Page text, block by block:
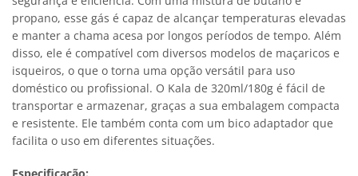
propano, esse gás é capaz de alcançar temperaturas elevadas
e manter a chama acesa por longos períodos de tempo. Além
disso, ele é compatível com diversos modelos de maçaricos e
isqueiros, o que o torna uma opção versátil para uso
doméstico ou profissional. O Kala de 320ml/180g é fácil de
transportar e armazenar, graças a sua embalagem compacta
e resistente. Ele também conta com um bico adaptador que
facilita o uso em diferentes situações.
Especificação: